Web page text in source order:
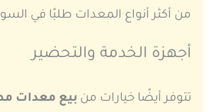
من أكثر أنواع المعدات طلبًا في
أجهزة الخدمة والتحضير
تتوفر أيضًا خيارات من بيع معدات